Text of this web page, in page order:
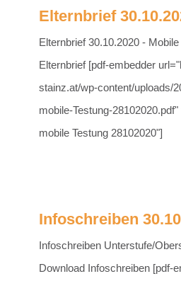
Elternbrief
Elternbrief 30.10.2020 -
Elternbrief [pdf-embedder
stainz.at/wp-content/uploads/
mobile-Testung-
mobile Testung 28102020"]
Infoschreiben
Infoschreiben Unterstufe/
Download Infoschreiben [pdf-